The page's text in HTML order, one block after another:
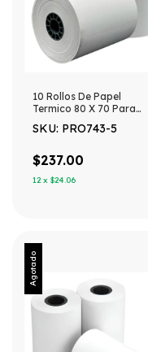
10 Rollos De Papel
Termico 80 X 70 Para
SKU: PRO743-5
$237.00
12 x $24.06
Agotado